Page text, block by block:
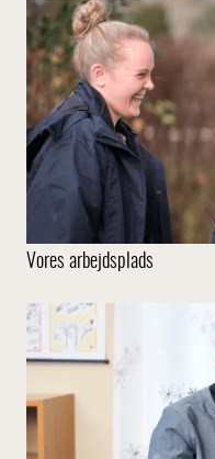
Vores arbejdsplads